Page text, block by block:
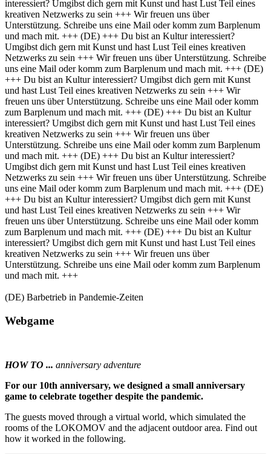
interessiert? Umgibst dich gern mit Kunst und hast Lust Teil eines
kreativen Netzwerks zu sein +++ Wir freuen uns über
Unterstützung. Schreibe uns eine Mail oder komm zum Barplenum
und mach mit. +++ (DE) +++ Du bist an Kultur interessiert?
Umgibst dich gern mit Kunst und hast Lust Teil eines kreativen
Netzwerks zu sein +++ Wir freuen uns über Unterstützung. Schreibe
uns eine Mail oder komm zum Barplenum und mach mit. +++ (DE)
+++ Du bist an Kultur interessiert? Umgibst dich gern mit Kunst
und hast Lust Teil eines kreativen Netzwerks zu sein +++ Wir
freuen uns über Unterstützung. Schreibe uns eine Mail oder komm
zum Barplenum und mach mit. +++ (DE) +++ Du bist an Kultur
interessiert? Umgibst dich gern mit Kunst und hast Lust Teil eines
kreativen Netzwerks zu sein +++ Wir freuen uns über
Unterstützung. Schreibe uns eine Mail oder komm zum Barplenum
und mach mit. +++ (DE) +++ Du bist an Kultur interessiert?
Umgibst dich gern mit Kunst und hast Lust Teil eines kreativen
Netzwerks zu sein +++ Wir freuen uns über Unterstützung. Schreibe
uns eine Mail oder komm zum Barplenum und mach mit. +++ (DE)
+++ Du bist an Kultur interessiert? Umgibst dich gern mit Kunst
und hast Lust Teil eines kreativen Netzwerks zu sein +++ Wir
freuen uns über Unterstützung. Schreibe uns eine Mail oder komm
zum Barplenum und mach mit. +++ (DE) +++ Du bist an Kultur
interessiert? Umgibst dich gern mit Kunst und hast Lust Teil eines
kreativen Netzwerks zu sein +++ Wir freuen uns über
Unterstützung. Schreibe uns eine Mail oder komm zum Barplenum
und mach mit. +++
(DE) Barbetrieb in Pandemie-Zeiten
Webgame
HOW TO ... anniversary adventure
For our 10th anniversary, we designed a small anniversary
game to celebrate together despite the pandemic.
The guests moved through a virtual world, which simulated the
rooms of the LOKOMOV and the adjacent outdoor area. Find out
how it worked in the following.